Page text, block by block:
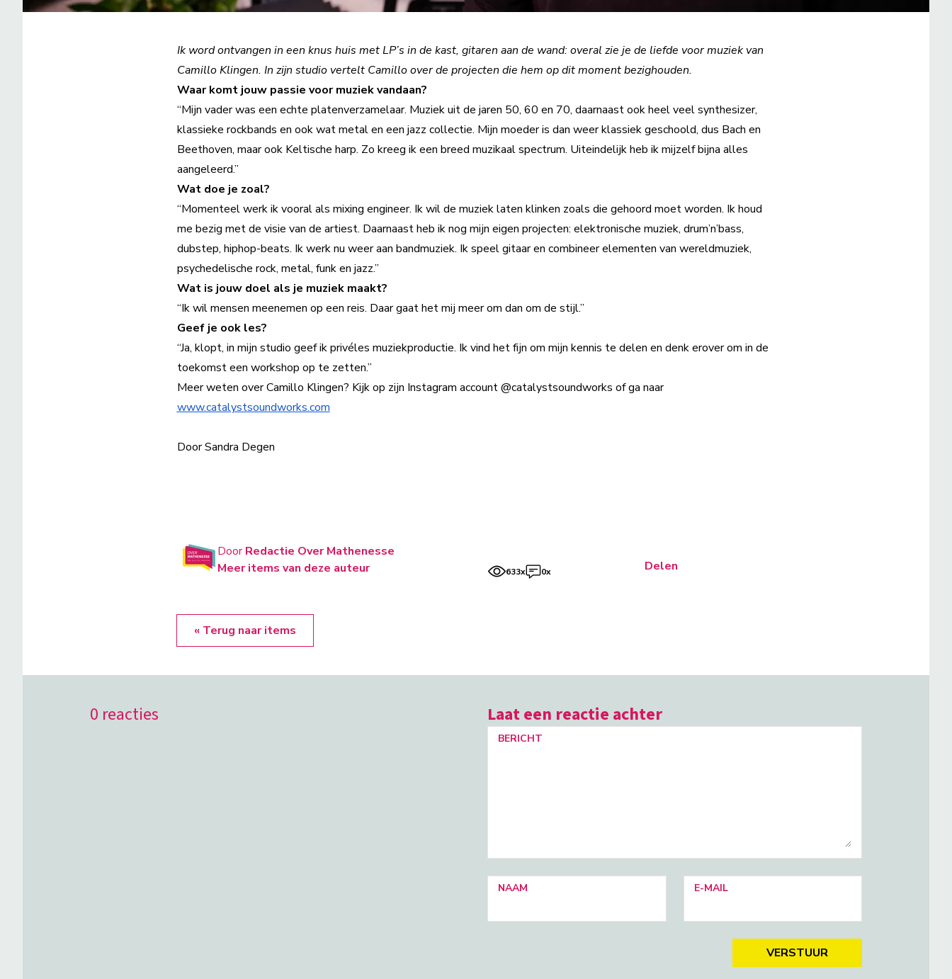
Ik word ontvangen in een knus huis met LP’s in de kast, gitaren aan de wand: overal zie je de liefde voor muziek van
Camillo Klingen. In zijn studio vertelt Camillo over de projecten die hem op dit moment bezighouden.
Waar komt jouw passie voor muziek vandaan?
“Mijn vader was een echte platenverzamelaar. Muziek uit de jaren 50, 60 en 70, daarnaast ook heel veel synthesizer,
klassieke rockbands en ook wat metal en een jazz collectie. Mijn moeder is dan weer klassiek geschoold, dus Bach en
Beethoven, maar ook Keltische harp. Zo kreeg ik een breed muzikaal spectrum. Uiteindelijk heb ik mijzelf bijna alles
aangeleerd.”
Wat doe je zoal?
“Momenteel werk ik vooral als mixing engineer. Ik wil de muziek laten klinken zoals die gehoord moet worden. Ik houd
me bezig met de visie van de artiest. Daarnaast heb ik nog mijn eigen projecten: elektronische muziek, drum’n’bass,
dubstep, hiphop-beats. Ik werk nu weer aan bandmuziek. Ik speel gitaar en combineer elementen van wereldmuziek,
psychedelische rock, metal, funk en jazz.”
Wat is jouw doel als je muziek maakt?
“Ik wil mensen meenemen op een reis. Daar gaat het mij meer om dan om de stijl.”
Geef je ook les?
“Ja, klopt, in mijn studio geef ik privéles muziekproductie. Ik vind het fijn om mijn kennis te delen en denk erover om in de
toekomst een workshop op te zetten.”
Meer weten over Camillo Klingen? Kijk op zijn Instagram account@catalystsoundworks of ga naar
www.catalystsoundworks.com
Door Sandra Degen
DoorRedactie Over Mathenesse
Meer items van deze auteur
633x 0x Delen
« Terug naar items
0 reacties Laat een reactie achter
BERICHT
NAAM E-MAIL
VERSTUUR